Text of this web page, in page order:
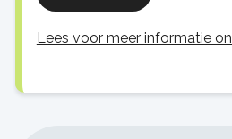
Lees voor meer informatie